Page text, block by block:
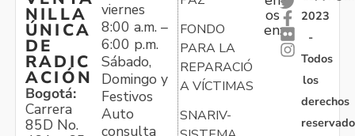
NILLA
ÚNICA
DE
RADIC
ACIÓN
Bogotá:
Carrera
85D No.
viernes
8:00 a.m. –
6:00 p.m.
Sábado,
Domingo y
Festivos
Auto
consulta
FONDO
PARA LA
REPARACIÓN
A VÍCTIMAS
SNARIV-
os
en:
2023
-
Todos
los
derechos